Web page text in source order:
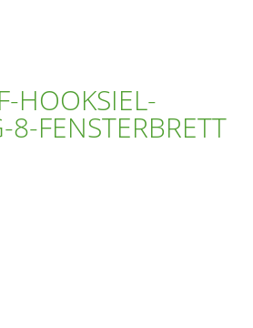
HOOKSIEL-
FENSTERBRETT